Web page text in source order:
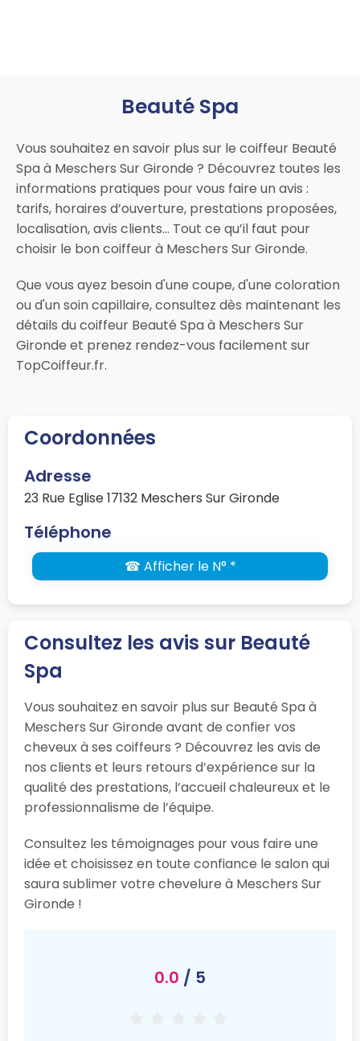
Beauté Spa
Vous souhaitez en savoir plus sur le coiffeur Beauté
Spa à Meschers Sur Gironde ? Découvrez toutes les
informations pratiques pour vous faire un avis :
tarifs, horaires d’ouverture, prestations proposées,
localisation, avis clients… Tout ce qu’il faut pour
choisir le bon coiffeur à Meschers Sur Gironde.
Que vous ayez besoin d'une coupe, d'une coloration
ou d'un soin capillaire, consultez dès maintenant les
détails du coiffeur Beauté Spa à Meschers Sur
Gironde et prenez rendez-vous facilement sur
TopCoiffeur.fr.
Coordonnées
Adresse
23 Rue Eglise 17132 Meschers Sur Gironde
Téléphone
☎ Afficher le N° *
Consultez les avis sur Beauté
Spa
Vous souhaitez en savoir plus sur Beauté Spa à
Meschers Sur Gironde avant de confier vos
cheveux à ses coiffeurs ? Découvrez les avis de
nos clients et leurs retours d’expérience sur la
qualité des prestations, l’accueil chaleureux et le
professionnalisme de l’équipe.
Consultez les témoignages pour vous faire une
idée et choisissez en toute confiance le salon qui
saura sublimer votre chevelure à Meschers Sur
Gironde !
0.0 / 5